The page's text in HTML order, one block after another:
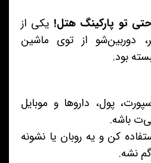
تو پارکینگ هتل! یکی از
دوربین‌شو از توی ماشین
بود.
پول، داروها و موبایل
باشه.
کن و یه روبان یا نشونه
نشه.